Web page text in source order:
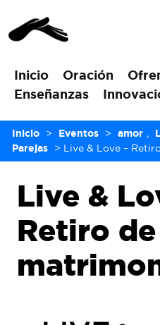
Inicio Oración
Enseñanzas
Inicio > Eventos > amor ,
Parejas
> Live & Love –
Live &
Retiro de